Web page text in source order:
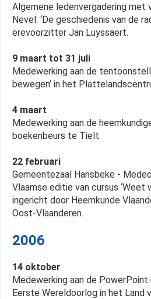
Algemene ledenvergadering met
Nevel: ‘De geschiedenis van de
erevoorzitter Jan Luyssaert.
9 maart tot 31 juli
Medewerking aan de
bewegen’ in het
4 maart
Medewerking aan de
boekenbeurs te Tielt.
22 februari
Gemeentezaal Hansbeke -
Vlaamse editie van cursus ‘Weet
ingericht door Heemkunde
Oost-Vlaanderen.
2006
14 oktober
Medewerking aan de
Eerste Wereldoorlog in het Land